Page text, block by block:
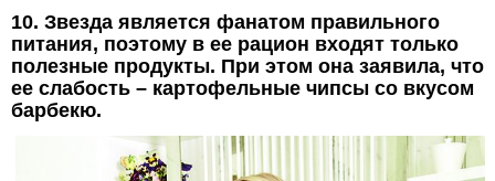
10. Звезда является фанатом правильного
питания, поэтому в ее рацион входят только
полезные продукты. При этом она заявила, что
ее слабость – картофельные чипсы со вкусом
барбекю.